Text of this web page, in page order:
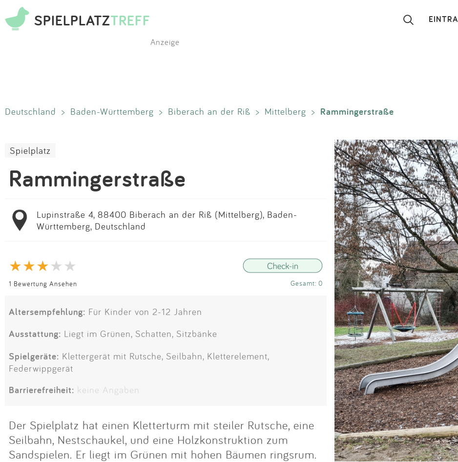
SPIELPLATZTREFF
App
Blog
Partner
Kontakt
Impressum
Anmelden
Anzeige
Deutschland > Baden-Württemberg > Biberach an der Riß > Mittelberg > Rammingerstraße
Spielplatz
Rammingerstraße
Lupinstraße 4, 88400 Biberach an der Riß (Mittelberg), Baden-
Württemberg, Deutschland
1 Bewertung Ansehen Gesamt: 0
Altersempfehlung: Für Kinder von 2-12 Jahren
Ausstattung: Liegt im Grünen, Schatten, Sitzbänke
Spielgeräte: Klettergerät mit Rutsche, Seilbahn, Kletterelement,
Federwippgerät
Barrierefreiheit: keine Angaben
Der Spielplatz hat einen Kletterturm mit steiler Rutsche, eine
Seilbahn, Nestschaukel, und eine Holzkonstruktion zum
Sandspielen. Er liegt im Grünen mit hohen Bäumen ringsrum.